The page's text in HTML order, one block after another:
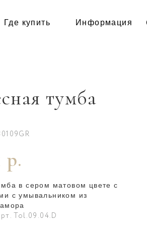
Где купить Информация
тумба
р.
в сером матовом цвете с
с умывальником из
Tol.09.04.D